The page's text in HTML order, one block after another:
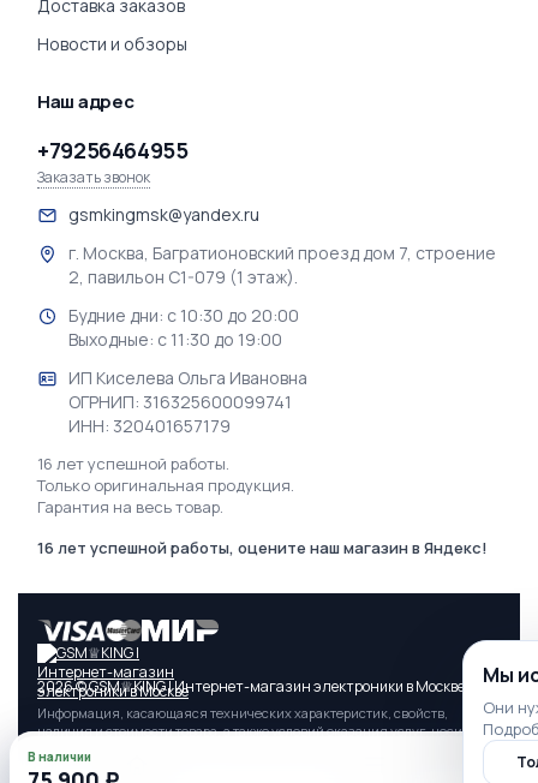
В наличии
Доставка заказов
Новости и обзоры
Наш адрес
+79256464955
Заказать звонок
gsmkingmsk@yandex.ru
г. Москва, Багратионовский проезд дом 7, строение
2, павильон С1-079 (1 этаж).
Будние дни: с 10:30 до 20:00
Выходные: с 11:30 до 19:00
ИП Киселева Ольга Ивановна
ОГРНИП: 316325600099741
ИНН: 320401657179
16 лет успешной работы.
Только оригинальная продукция.
Гарантия на весь товар.
16 лет успешной работы, оцените наш магазин в Яндекс!
2026 © GSM♕KING | Интернет-магазин электроники в Москве
Информация, касающаяся технических характеристик, свойств,
наличия и стоимости товара, а также условий оказания услуг, носит
публичной офертой, определяемой положениями п. 2 Статьи 437
Мы
Они